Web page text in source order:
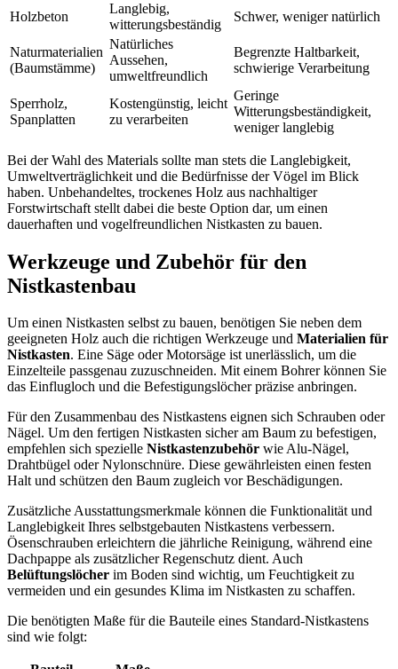
Holzbeton
Langlebig,
witterungsbeständig
Schwer, weniger natürlich
Naturmaterialien
(Baumstämme)
Natürliches
Aussehen,
umweltfreundlich
Begrenzte Haltbarkeit,
schwierige Verarbeitung
Sperrholz,
Spanplatten
Kostengünstig, leicht
zu verarbeiten
Geringe
Witterungsbeständigkeit,
weniger langlebig
Bei der Wahl des Materials sollte man stets die Langlebigkeit,
Umweltverträglichkeit und die Bedürfnisse der Vögel im Blick
haben. Unbehandeltes, trockenes Holz aus nachhaltiger
Forstwirtschaft stellt dabei die beste Option dar, um einen
dauerhaften und vogelfreundlichen Nistkasten zu bauen.
Werkzeuge und Zubehör für den
Nistkastenbau
Um einen Nistkasten selbst zu bauen, benötigen Sie neben dem
geeigneten Holz auch die richtigen Werkzeuge und Materialien für
Nistkasten. Eine Säge oder Motorsäge ist unerlässlich, um die
Einzelteile passgenau zuzuschneiden. Mit einem Bohrer können Sie
das Einflugloch und die Befestigungslöcher präzise anbringen.
Für den Zusammenbau des Nistkastens eignen sich Schrauben oder
Nägel. Um den fertigen Nistkasten sicher am Baum zu befestigen,
empfehlen sich spezielle Nistkastenzubehör wie Alu-Nägel,
Drahtbügel oder Nylonschnüre. Diese gewährleisten einen festen
Halt und schützen den Baum zugleich vor Beschädigungen.
Zusätzliche Ausstattungsmerkmale können die Funktionalität und
Langlebigkeit Ihres selbstgebauten Nistkastens verbessern.
Ösenschrauben erleichtern die jährliche Reinigung, während eine
Dachpappe als zusätzlicher Regenschutz dient. Auch
Belüftungslöcher im Boden sind wichtig, um Feuchtigkeit zu
vermeiden und ein gesundes Klima im Nistkasten zu schaffen.
Die benötigten Maße für die Bauteile eines Standard-Nistkastens
sind wie folgt: